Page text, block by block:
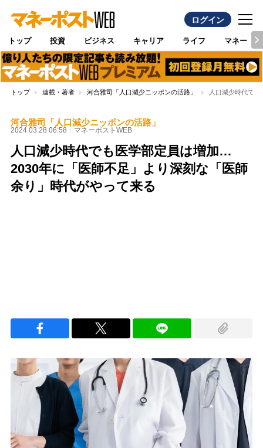
ログイン
トップ 投資 ビジネス キャリア ライフ マネー
トップ 連載・著者 河合雅司「人口減少ニッポンの活路」 人口減少時代で
河合雅司「人口減少ニッポンの活路」
2024.03.28 06:58 マネーポストWEB
人口減少時代でも医学部定員は増加…
2030年に「医師不足」より深刻な「医師
余り」時代がやって来る